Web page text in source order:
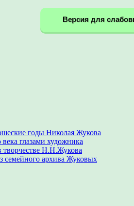
Версия для
годы Николая Жукова
глазами художника
Н.Н.Жукова
архива Жуковых